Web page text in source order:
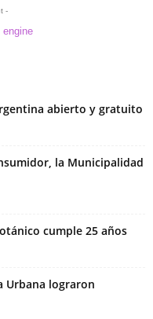
-
abierto y gratuito
la Municipalidad
cumple 25 años
Urbana lograron